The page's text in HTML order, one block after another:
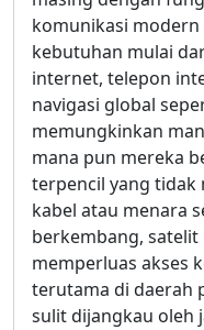
komunikasi
kebutuhan mulai
internet, telepon
navigasi global
memungkinkan
mana pun mereka
terpencil yang
kabel atau menara
berkembang,
memperluas akses
terutama di daerah
sulit dijangkau oleh